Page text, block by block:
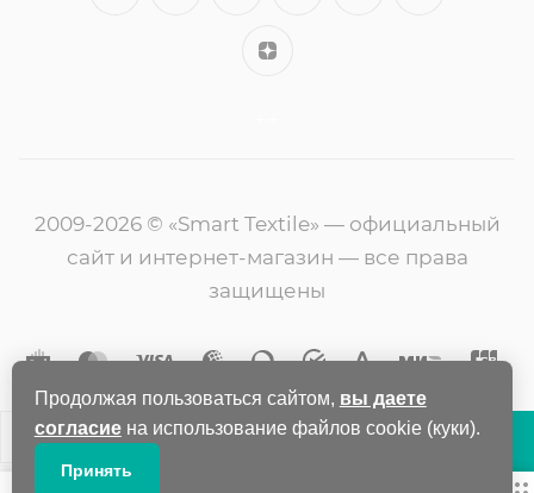
В КОРЗИНУ
2009-2026 © «Smart Textile» — официальный
сайт и интернет-магазин — все права
защищены
Продолжая пользоваться сайтом, вы даете
согласиена использование файлов cookie (куки).
Принять